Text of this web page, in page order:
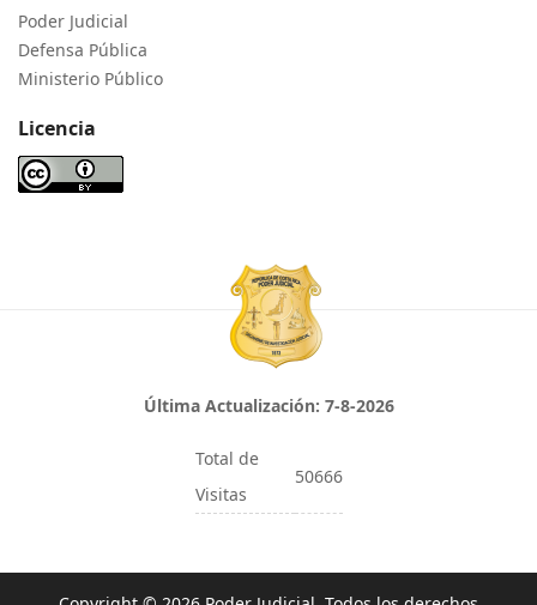
Poder Judicial
Defensa Pública
Ministerio Público
Licencia
Última Actualización: 7-8-2026
Total de
Visitas
50666